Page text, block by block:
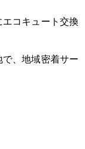
コキュート交換
、地域密着サー